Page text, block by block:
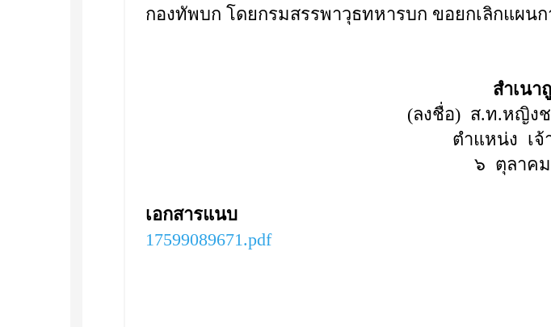
กองทัพบก โดยกรมสรรพาวุธทหารบก ขอยกเลิกแผน
สำเนา
(ลงชื่อ) ส.ท.หญิง
ตำแหน่ง เ
๖ ตุลาค
เอกสารแนบ
17599089671.pdf